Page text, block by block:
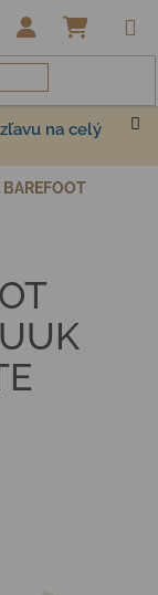
na celý